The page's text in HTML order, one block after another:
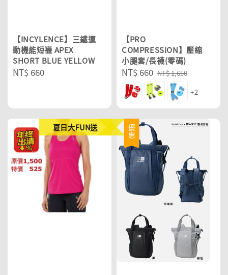
【INCYLENCE】三鐵運
動機能短襪 APEX
SHORT BLUE YELLOW
Regular
NT$ 660
【PRO
COMPRESSION】壓縮
小腿套/長襪(零碼)
Sale
price
NT$ 660 Regular
price
NT$ 1,650
+2
夏日大FUN送 優惠